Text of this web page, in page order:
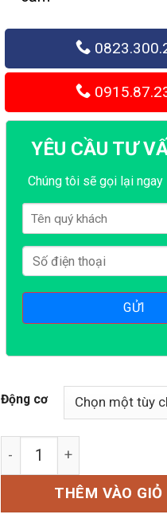
YÊU CẦU TƯ
Chúng tôi sẽ gọi lại ngay
Động cơ
Máy băm cỏ inox C150
THÊM VÀO GIỎ